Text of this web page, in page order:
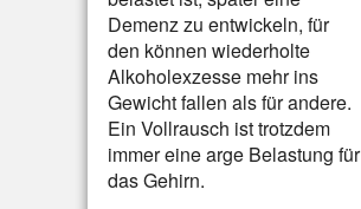
Demenz zu entwickeln, für
den können wiederholte
Alkoholexzesse mehr ins
Gewicht fallen als für andere.
Ein Vollrausch ist trotzdem
immer eine arge Belastung für
das Gehirn.